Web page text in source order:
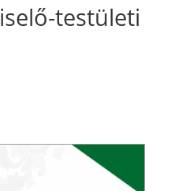
testületi